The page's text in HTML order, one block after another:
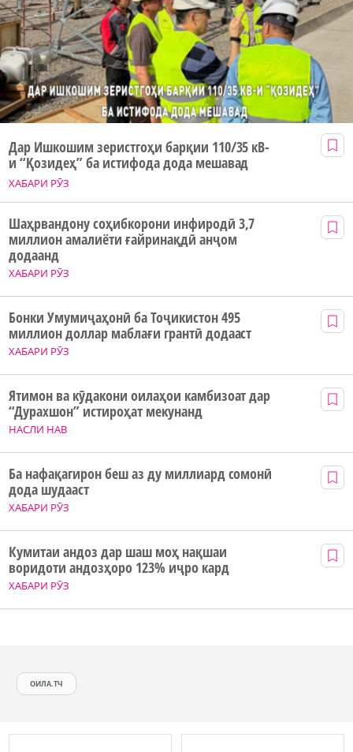
ХАБАРИ РӮЗ
Дар Ишкошим зеристгоҳи барқии 110/35 кВ-
и “Қозидеҳ” ба истифода дода мешавад
ХАБАРИ РӮЗ
Шаҳрвандону соҳибкорони инфиродӣ 3,7
миллион амалиёти ғайринақдӣ анҷом
додаанд
ХАБАРИ РӮЗ
Бонки Умумиҷаҳонӣ ба Тоҷикистон 495
миллион доллар маблағи грантӣ додааст
НАСЛИ НАВ
Ятимон ва кӯдакони оилаҳои камбизоат дар
“Дурахшон” истироҳат мекунанд
ХАБАРИ РӮЗ
Ба нафақагирон беш аз ду миллиард сомонӣ
дода шудааст
ХАБАРИ РӮЗ
Кумитаи андоз дар шаш моҳ нақшаи
воридоти андозҳоро 123% иҷро кард
ОИЛА.ТЧ